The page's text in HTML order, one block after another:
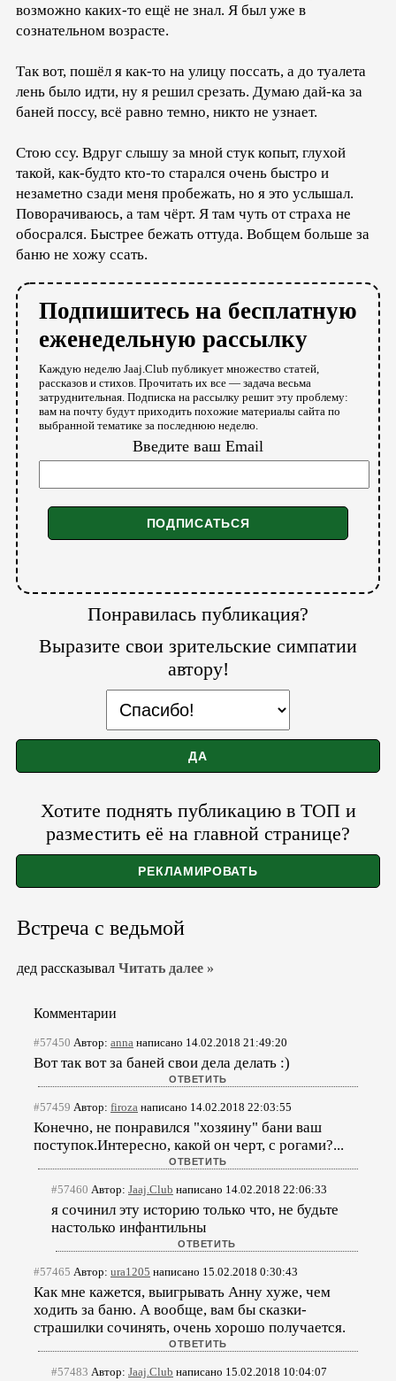
возможно каких-то ещё не знал. Я был уже в
сознательном возрасте.
Так вот, пошёл я как-то на улицу поссать, а до туалета
лень было идти, ну я решил срезать. Думаю дай-ка за
баней поссу, всё равно темно, никто не узнает.
Стою ссу. Вдруг слышу за мной стук копыт, глухой
такой, как-будто кто-то старался очень быстро и
незаметно сзади меня пробежать, но я это услышал.
Поворачиваюсь, а там чёрт. Я там чуть от страха не
обосрался. Быстрее бежать оттуда. Вобщем больше за
баню не хожу ссать.
Подпишитесь на бесплатную
еженедельную рассылку
Каждую неделю Jaaj.Club публикует множество статей,
рассказов и стихов. Прочитать их все — задача весьма
затруднительная. Подписка на рассылку решит эту проблему:
вам на почту будут приходить похожие материалы сайта по
выбранной тематике за последнюю неделю.
Введите ваш Email
Понравилась публикация?
Выразите свои зрительские симпатии
автору!
Хотите поднять публикацию в ТОП и
разместить её на главной странице?
Встреча с ведьмой
дед рассказывал Читать далее »
Комментарии
#57450 Автор: anna написано 14.02.2018 21:49:20
Вот так вот за баней свои дела делать :)
#57459 Автор: firoza написано 14.02.2018 22:03:55
Конечно, не понравился "хозяину" бани ваш
поступок.Интересно, какой он черт, с рогами?...
#57460 Автор: Jaaj.Club написано 14.02.2018 22:06:33
я сочинил эту историю только что, не будьте
настолько инфантильны
#57465 Автор: ura1205 написано 15.02.2018 0:30:43
Как мне кажется, выигрывать Анну хуже, чем
ходить за баню. А вообще, вам бы сказки-
страшилки сочинять, очень хорошо получается.
#57483 Автор: Jaaj.Club написано 15.02.2018 10:04:07